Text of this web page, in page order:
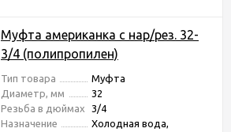
Муфта американка с нар/рез. 32-
3/4 (полипропилен)
Тип товара
Муфта
Диаметр, мм
32
Резьба в дюймах
3/4
Назначение
Холодная вода,